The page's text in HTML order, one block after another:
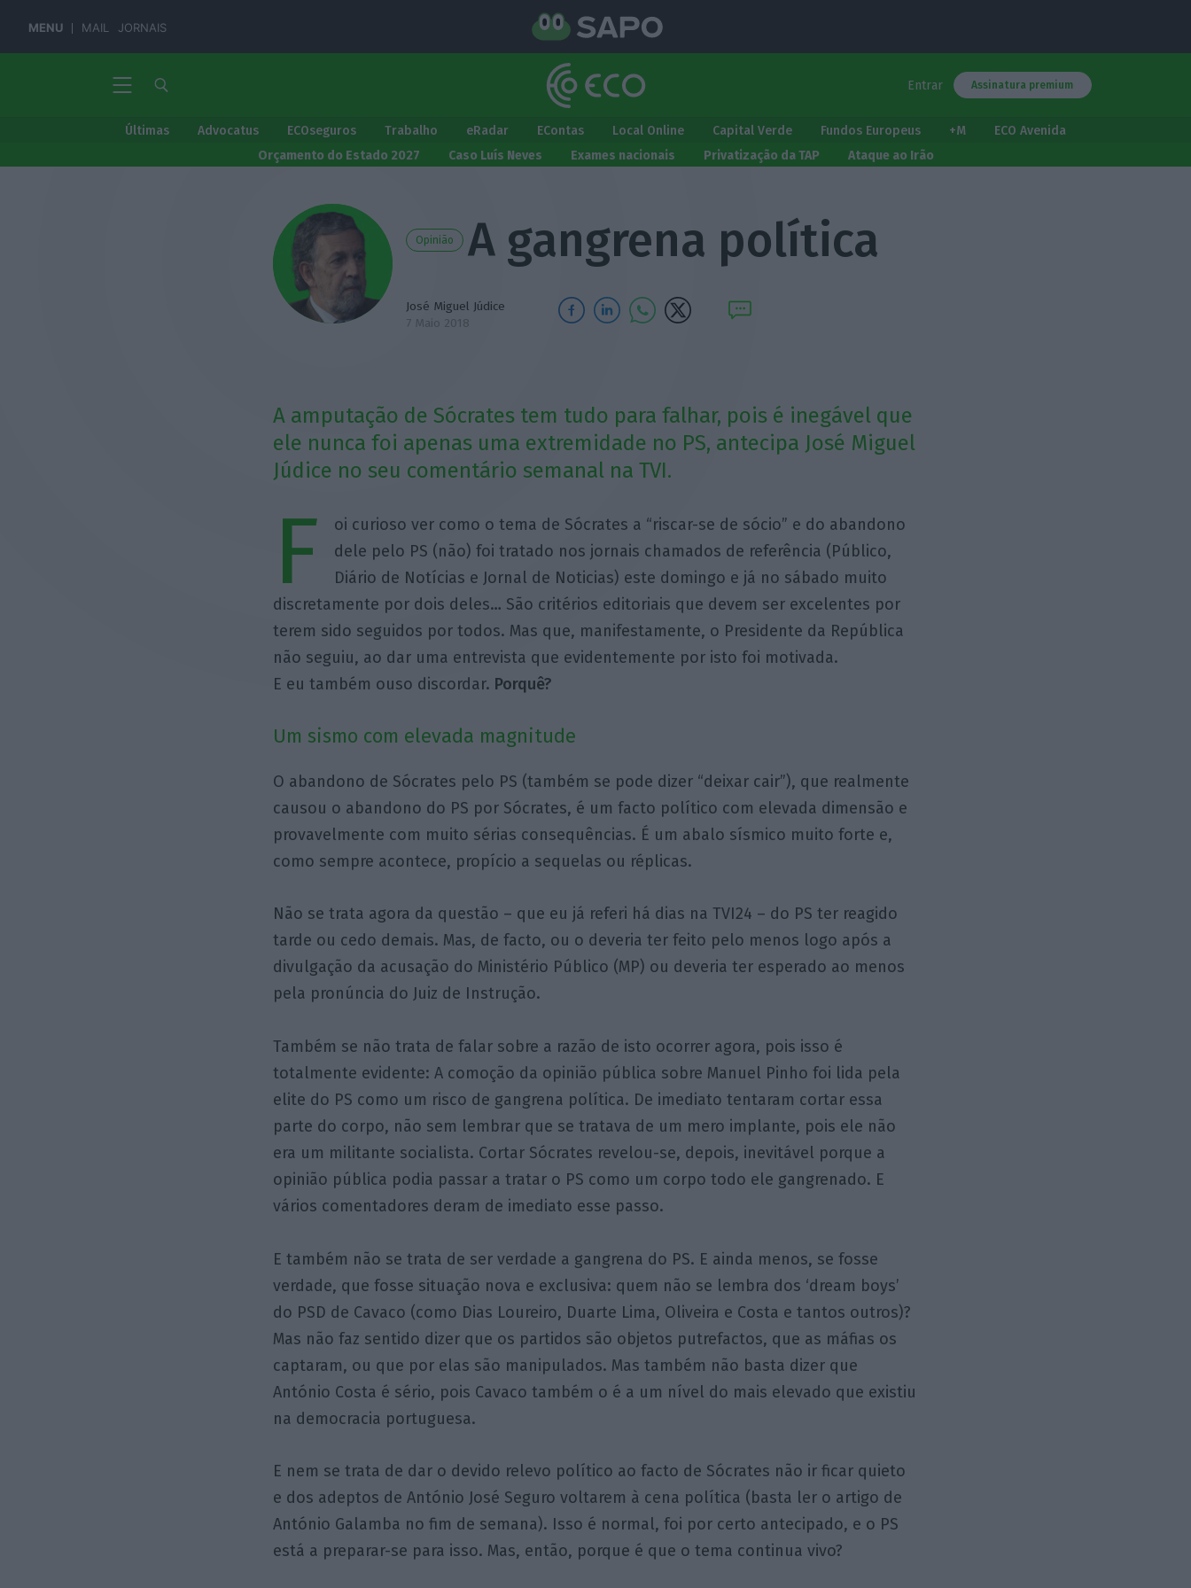
MENU MAIL JORNAIS
Entrar Assinatura premium
Últimas Advocatus ECOseguros Trabalho eRadar EContas Local Online Capital Verde Fundos Europeus +M
ECO Avenida
Orçamento do Estado 2027
Caso Luís Neves Exames nacionais Privatização da TAP Ataque ao Irão
Opinião A gangrena política
José Miguel Júdice
7 Maio 2018
A amputação de Sócrates tem tudo para falhar, pois é inegável que
ele nunca foi apenas uma extremidade no PS, antecipa José Miguel
Júdice no seu comentário semanal na TVI.
F
oi curioso ver como o tema de Sócrates a “riscar-se de sócio” e do abandono
dele pelo PS (não) foi tratado nos jornais chamados de referência (Público,
Diário de Notícias e Jornal de Noticias) este domingo e já no sábado muito
discretamente por dois deles… São critérios editoriais que devem ser excelentes por
terem sido seguidos por todos. Mas que, manifestamente, o Presidente da República
não seguiu, ao dar uma entrevista que evidentemente por isto foi motivada.
E eu também ouso discordar. Porquê?
Um sismo com elevada magnitude
O abandono de Sócrates pelo PS (também se pode dizer “deixar cair”), que realmente
causou o abandono do PS por Sócrates, é um facto político com elevada dimensão e
provavelmente com muito sérias consequências. É um abalo sísmico muito forte e,
como sempre acontece, propício a sequelas ou réplicas.
Não se trata agora da questão – que eu já referi há dias na TVI24 – do PS ter reagido
tarde ou cedo demais. Mas, de facto, ou o deveria ter feito pelo menos logo após a
divulgação da acusação do Ministério Público (MP) ou deveria ter esperado ao menos
pela pronúncia do Juiz de Instrução.
Também se não trata de falar sobre a razão de isto ocorrer agora, pois isso é
totalmente evidente: A comoção da opinião pública sobre Manuel Pinho foi lida pela
elite do PS como um risco de gangrena política. De imediato tentaram cortar essa
parte do corpo, não sem lembrar que se tratava de um mero implante, pois ele não
era um militante socialista. Cortar Sócrates revelou-se, depois, inevitável porque a
opinião pública podia passar a tratar o PS como um corpo todo ele gangrenado. E
vários comentadores deram de imediato esse passo.
E também não se trata de ser verdade a gangrena do PS. E ainda menos, se fosse
verdade, que fosse situação nova e exclusiva: quem não se lembra dos ‘dream boys’
do PSD de Cavaco (como Dias Loureiro, Duarte Lima, Oliveira e Costa e tantos outros)?
Mas não faz sentido dizer que os partidos são objetos putrefactos, que as máfias os
captaram, ou que por elas são manipulados. Mas também não basta dizer que
António Costa é sério, pois Cavaco também o é a um nível do mais elevado que existiu
na democracia portuguesa.
E nem se trata de dar o devido relevo político ao facto de Sócrates não ir ficar quieto
e dos adeptos de António José Seguro voltarem à cena política (basta ler o artigo de
António Galamba no fim de semana). Isso é normal, foi por certo antecipado, e o PS
está a preparar-se para isso. Mas, então, porque é que o tema continua vivo?